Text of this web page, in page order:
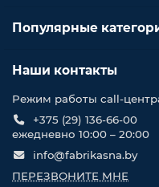
Популярные
Наши контакты
Режим работы call-
+375 (29) 136-66-00
ежедневно 10:00 – 20:00
info@fabrikasna.by
ПЕРЕЗВОНИТЕ МНЕ